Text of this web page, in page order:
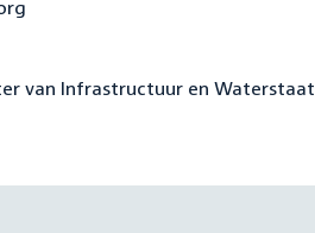
van Infrastructuur en Waterstaat